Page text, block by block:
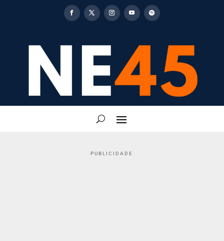
PUBLICIDADE